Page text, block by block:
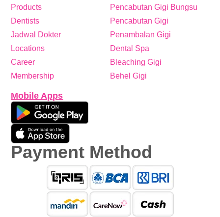
Pencabutan Gigi Bungsu
Pencabutan Gigi
Penambalan Gigi
Dental Spa
Bleaching Gigi
Behel Gigi
Products
Dentists
Jadwal Dokter
Locations
Career
Membership
Mobile Apps
Payment Method